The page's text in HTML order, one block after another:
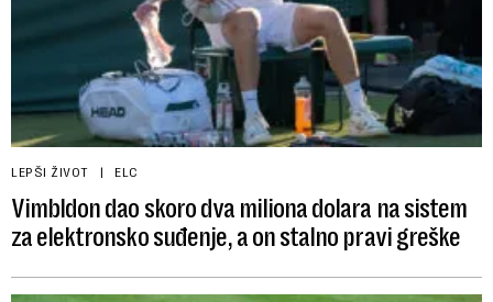
LEPŠI ŽIVOT ELC
Vimbldon dao skoro dva miliona dolara na sistem
za elektronsko suđenje, a on stalno pravi greške